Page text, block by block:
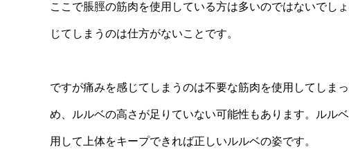
ここで脹脛の筋肉を使用している方は多いのではないでしょ
じてしまうのは仕方がないことです。
ですが痛みを感じてしまうのは不要な筋肉を使用してしまっ
め、ルルベの高さが足りていない可能性もあります。ルル
用して上体をキープできれば正しいルルベの姿です。